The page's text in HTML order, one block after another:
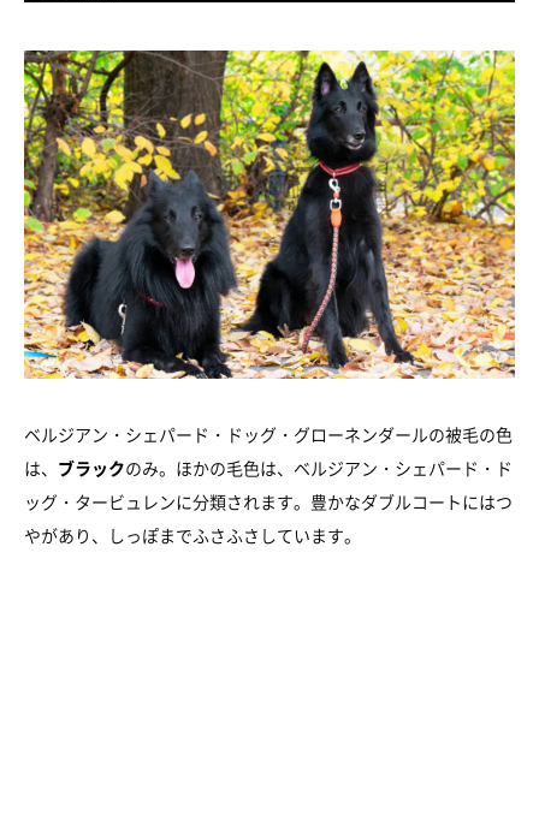
ベルジアン・シェパード・ドッグ・グローネンダールの被毛の色
は、 ブラックのみ。ほかの毛色は、ベルジアン・シェパード・ド
ッグ・タービュレンに分類されます。豊かなダブルコートにはつ
やがあり、しっぽまでふさふさしています。